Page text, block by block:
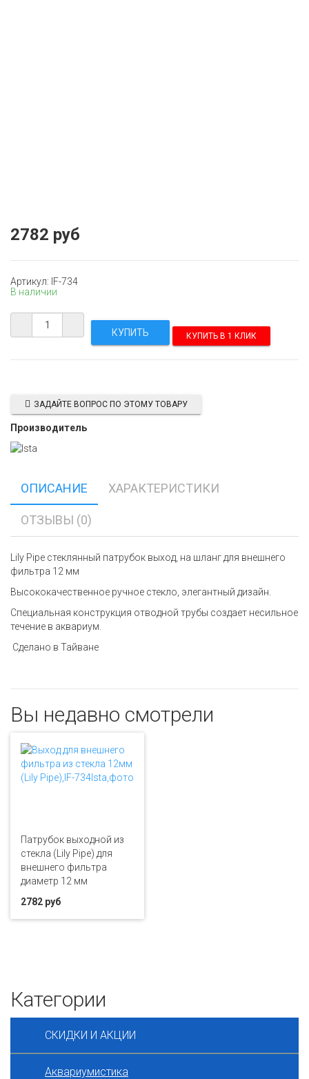
2782 руб
Артикул: IF-734
В наличии
КУПИТЬ В 1 КЛИК
ЗАДАЙТЕ ВОПРОС ПО ЭТОМУ ТОВАРУ
Производитель
ОПИСАНИЕ ХАРАКТЕРИСТИКИ
ОТЗЫВЫ (0)
Lily Pipe стеклянный патрубок выход, на шланг для внешнего
фильтра 12 мм
Высококачественное ручное стекло, элегантный дизайн.
Специальная конструкция отводной трубы создает несильное
течение в аквариум.
Сделано в Тайване
Вы недавно смотрели
Патрубок выходной из
стекла (Lily Pipe) для
внешнего фильтра
диаметр 12 мм
2782 руб
Категории
СКИДКИ И АКЦИИ
Аквариумистика